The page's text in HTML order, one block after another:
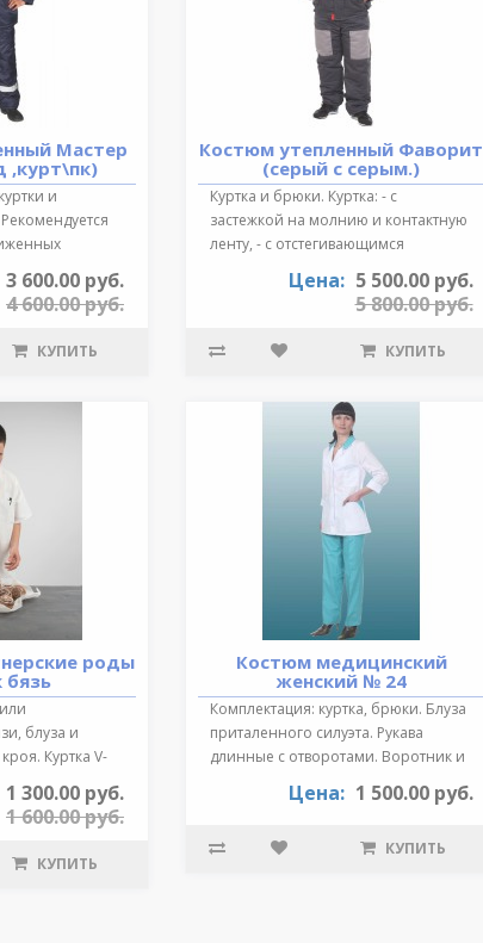
Мастер
,курт\пк)
и
3 600.00 руб.
4 600.00 руб.
КУПИТЬ
Костюм утепленный Фаворит
(серый с серым.)
Куртка и брюки. Куртка: - с
застежкой на молнию и контактную
ленту, - с отстегивающимся
Цена: 5 500.00 руб.
5 800.00 руб.
КУПИТЬ
роды
бязь
блуза и
Куртка V-
1 300.00 руб.
1 600.00 руб.
КУПИТЬ
Костюм медицинский
женский № 24
Комплектация: куртка, брюки. Блуза
приталенного силуэта. Рукава
длинные с отворотами. Воротник и
Цена: 1 500.00 руб.
КУПИТЬ